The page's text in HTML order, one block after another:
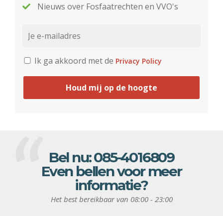
Nieuws over Fosfaatrechten en VVO's
Ik ga akkoord met de Privacy Policy
Houd mij op de hoogte
Bel nu:085-4016809
Even bellen voor meer
informatie?
Het best bereikbaar van 08:00 - 23:00